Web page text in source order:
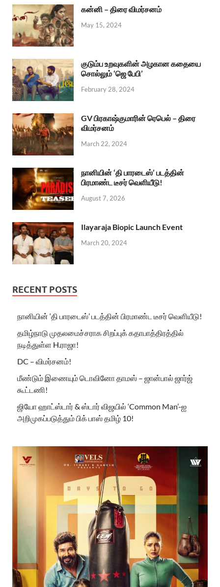
கன்னி – திரை விமர்சனம்
May 15, 2024
குடும்ப உறவுகளின் அழகான கதையை
சொல்லும் ‘ஜெ பேபி’
February 28, 2024
GV பிரகாஷ்குமாரின் ரெபெல் – திரை
விமர்சனம்
March 22, 2024
நானியின் ‘தி பாரடைஸ்’ படத்தின்
பிரமாண்ட டீசர் வெளியீடு!
August 7, 2026
Ilayaraja Biopic Launch Event
March 20, 2024
RECENT POSTS
நானியின் ‘தி பாரடைஸ்’ படத்தின் பிரமாண்ட டீசர் வெளியீடு!
தமிழ்நாடு முதலமைச்சராக சிறப்புக் கதாபாத்திரத்தில்
நடித்துள்ள H.ராஜா!
DC – விமர்சனம்!
மீண்டும் இணையும் டொவினோ தாமஸ் – ஜான்பால் ஜார்ஜ்
கூட்டணி!
ஜியோ ஹாட்ஸ்டார் & ஸ்டார் விஜயில் ‘Common Man’-ஐ
அறிமுகப்படுத்தும் பிக் பாஸ் தமிழ் 10!